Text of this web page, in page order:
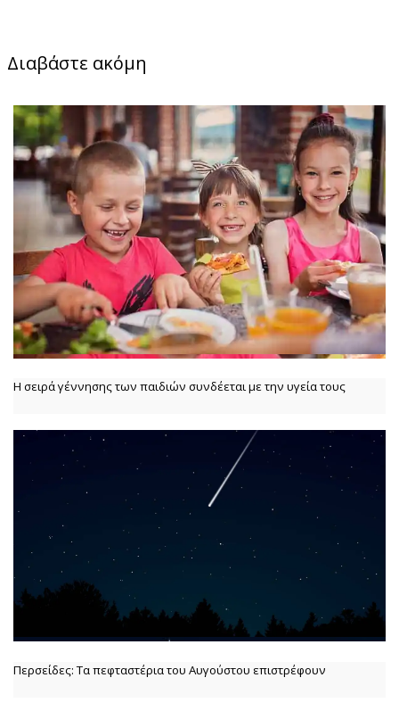
Διαβάστε ακόμη
Η σειρά γέννησης των παιδιών συνδέεται με την υγεία τους
Περσείδες: Τα πεφταστέρια του Αυγούστου επιστρέφουν